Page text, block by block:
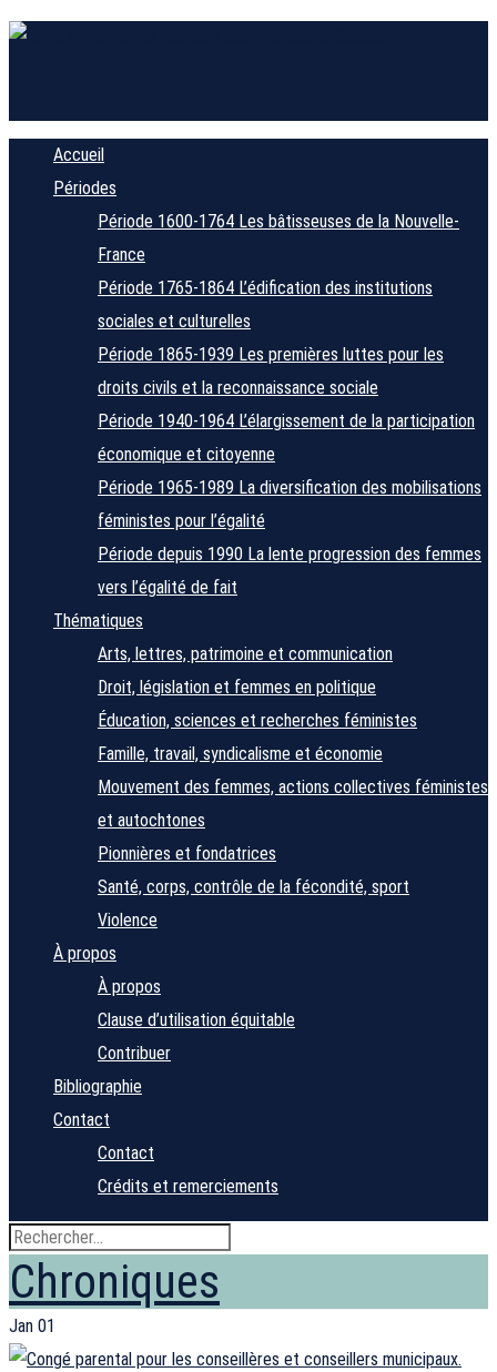
Accueil
Périodes
Période 1600-1764 Les bâtisseuses de la Nouvelle-
France
Période 1765-1864 L’édification des institutions
sociales et culturelles
Période 1865-1939 Les premières luttes pour les
droits civils et la reconnaissance sociale
Période 1940-1964 L’élargissement de la participation
économique et citoyenne
Période 1965-1989 La diversification des mobilisations
féministes pour l’égalité
Période depuis 1990 La lente progression des femmes
vers l’égalité de fait
Thématiques
Arts, lettres, patrimoine et communication
Droit, législation et femmes en politique
Éducation, sciences et recherches féministes
Famille, travail, syndicalisme et économie
Mouvement des femmes, actions collectives féministes
et autochtones
Pionnières et fondatrices
Santé, corps, contrôle de la fécondité, sport
Violence
À propos
À propos
Clause d’utilisation équitable
Contribuer
Bibliographie
Contact
Contact
Crédits et remerciements
Chroniques
Jan 01